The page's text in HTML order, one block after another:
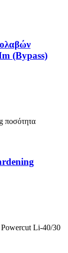
(Bypass)
ποσότητα
Powercut Li-40/30